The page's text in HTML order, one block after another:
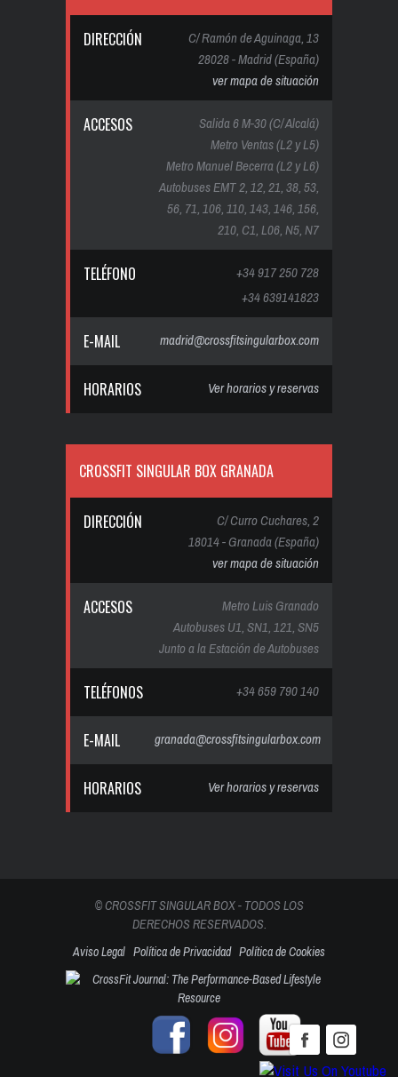
DIRECCIÓN
C/ Ramón de Aguinaga, 13
28028 - Madrid (España)
ver mapa de situación
ACCESOS
Salida 6 M-30 (C/ Alcalá)
Metro Ventas (L2 y L5)
Metro Manuel Becerra (L2 y L6)
Autobuses EMT 2, 12, 21, 38, 53,
56, 71, 106, 110, 143, 146, 156,
210, C1, L06, N5, N7
TELÉFONO
+34 917 250 728
+34 639141823
E-MAIL madrid@crossfitsingularbox.com
HORARIOS Ver horarios y reservas
CROSSFIT SINGULAR BOX GRANADA
DIRECCIÓN
C/ Curro Cuchares, 2
18014 - Granada (España)
ver mapa de situación
ACCESOS
Metro Luis Granado
Autobuses U1, SN1, 121, SN5
Junto a la Estación de Autobuses
TELÉFONOS +34 659 790 140
E-MAIL granada@crossfitsingularbox.com
HORARIOS Ver horarios y reservas
© CROSSFIT SINGULAR BOX - TODOS LOS
DERECHOS RESERVADOS.
Aviso Legal Política de Privacidad Política de Cookies